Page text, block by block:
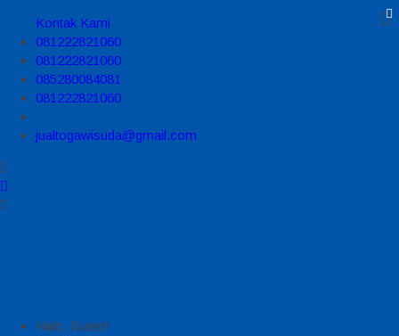
Kontak Kami
081222821060
081222821060
085280084081
081222821060
jualtogawisuda@gmail.com
Halo, Guest!